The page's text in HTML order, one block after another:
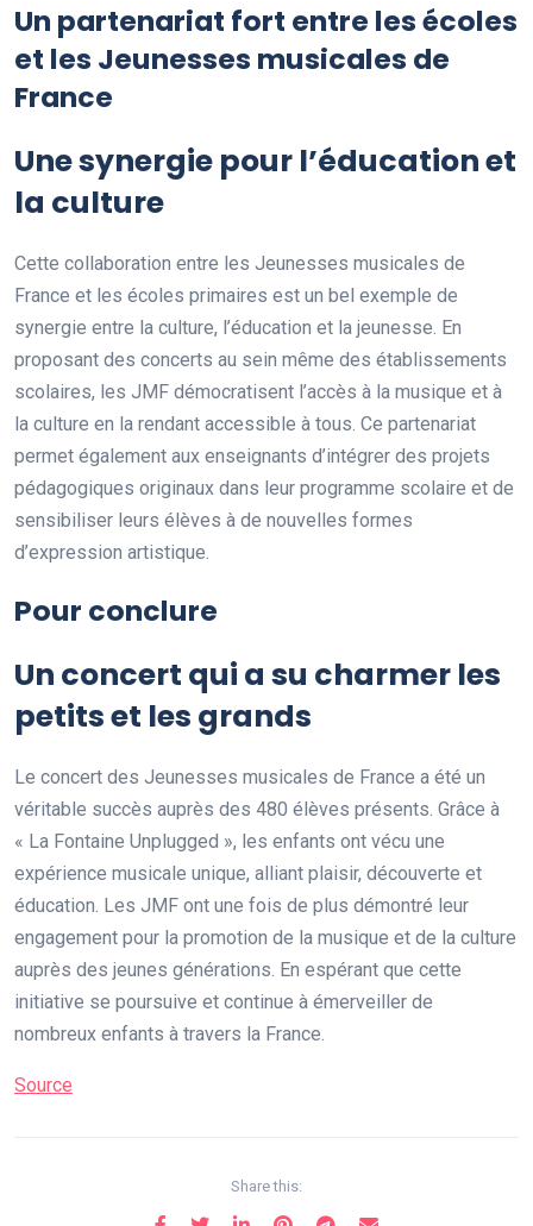
Un partenariat fort entre les écoles
et les Jeunesses musicales de
France
Une synergie pour l’éducation et
la culture
Cette collaboration entre les Jeunesses musicales de
France et les écoles primaires est un bel exemple de
synergie entre la culture, l’éducation et la jeunesse. En
proposant des concerts au sein même des établissements
scolaires, les JMF démocratisent l’accès à la musique et à
la culture en la rendant accessible à tous. Ce partenariat
permet également aux enseignants d’intégrer des projets
pédagogiques originaux dans leur programme scolaire et de
sensibiliser leurs élèves à de nouvelles formes
d’expression artistique.
Pour conclure
Un concert qui a su charmer les
petits et les grands
Le concert des Jeunesses musicales de France a été un
véritable succès auprès des 480 élèves présents. Grâce à
« La Fontaine Unplugged », les enfants ont vécu une
expérience musicale unique, alliant plaisir, découverte et
éducation. Les JMF ont une fois de plus démontré leur
engagement pour la promotion de la musique et de la culture
auprès des jeunes générations. En espérant que cette
initiative se poursuive et continue à émerveiller de
nombreux enfants à travers la France.
Source
Share this: